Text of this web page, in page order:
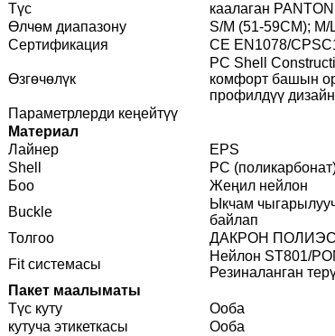
Түс
каалаган
Өлчөм диапазону
S/M (51-59CM); M/
Сертификация
CE EN1078/
Өзгөчөлүк
PC Shell
комфорт башын
профилдүү дизайн
Параметрлерди кеңейтүү
Материал
Лайнер
EPS
Shell
PC
Боо
Жеңил нейлон
Buckle
Ыкчам
байлап
Толгоо
ДАКРОН
Fit системасы
Нейлон ST801/
Резиналанган
Пакет маалыматы
Түс куту
Ооба
кутуча этикеткасы
Ооба